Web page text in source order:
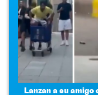
Lanzan a su amigo